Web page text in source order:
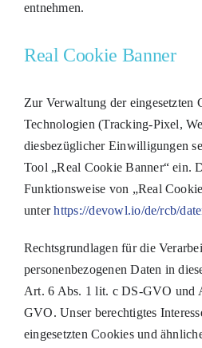
entnehmen.
Real Cookie Banner
Zur Verwaltung der eingesetzten
Technologien (Tracking-Pixel,
diesbezüglicher Einwilligungen
Tool „Real Cookie Banner“ ein.
Funktionsweise von „Real
unterhttps://devowl.io/de/rcb/
Rechtsgrundlagen für die
personenbezogenen Daten in
Art. 6 Abs. 1 lit. c DS-GVO und
GVO. Unser berechtigtes
eingesetzten Cookies und